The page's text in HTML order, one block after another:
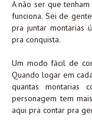
A não ser que
funciona. Sei de
pra juntar montarias
pra conquista.
Um modo fácil de
Quando logar em
quantas montarias
personagem tem
aqui pra contar pra